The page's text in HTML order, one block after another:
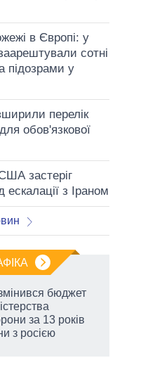
в Європі: у
сотні
підозрами у
перелік
обов'язкової
застеріг
з Іраном
бюджет
за 13 років
з росією